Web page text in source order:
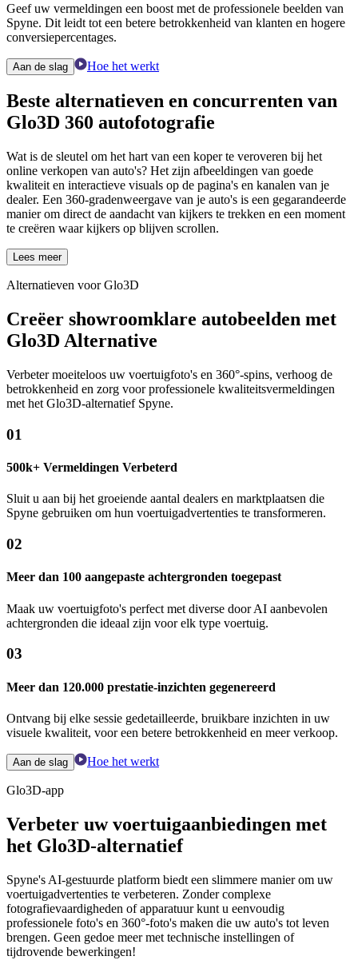
Geef uw vermeldingen een boost met de professionele beelden van
Spyne. Dit leidt tot een betere betrokkenheid van klanten en hogere
conversiepercentages.
Aan de slag Hoe het werkt
Beste alternatieven en concurrenten van
Glo3D 360 autofotografie
Wat is de sleutel om het hart van een koper te veroveren bij het
online verkopen van auto's? Het zijn afbeeldingen van goede
kwaliteit en interactieve visuals op de pagina's en kanalen van je
dealer. Een 360-gradenweergave van je auto's is een gegarandeerde
manier om direct de aandacht van kijkers te trekken en een moment
te creëren waar kijkers op blijven scrollen.
Lees meer
Alternatieven voor Glo3D
Creëer showroomklare autobeelden met
Glo3D Alternative
Verbeter moeiteloos uw voertuigfoto's en 360°-spins, verhoog de
betrokkenheid en zorg voor professionele kwaliteitsvermeldingen
met het Glo3D-alternatief Spyne.
01
500k+ Vermeldingen Verbeterd
Sluit u aan bij het groeiende aantal dealers en marktplaatsen die
Spyne gebruiken om hun voertuigadvertenties te transformeren.
02
Meer dan 100 aangepaste achtergronden toegepast
Maak uw voertuigfoto's perfect met diverse door AI aanbevolen
achtergronden die ideaal zijn voor elk type voertuig.
03
Meer dan 120.000 prestatie-inzichten gegenereerd
Ontvang bij elke sessie gedetailleerde, bruikbare inzichten in uw
visuele kwaliteit, voor een betere betrokkenheid en meer verkoop.
Aan de slag Hoe het werkt
Glo3D-app
Verbeter uw voertuigaanbiedingen met
het Glo3D-alternatief
Spyne's AI-gestuurde platform biedt een slimmere manier om uw
voertuigadvertenties te verbeteren. Zonder complexe
fotografievaardigheden of apparatuur kunt u eenvoudig
professionele foto's en 360°-foto's maken die uw auto's tot leven
brengen. Geen gedoe meer met technische instellingen of
tijdrovende bewerkingen!